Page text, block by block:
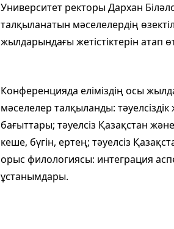
Университет ректоры Дархан
талқыланатын мәселелердің
жылдарындағы жетістіктерін атап
Конференцияда еліміздің осы
мәселелер талқыланды:
бағыттары; тәуелсіз Қазақстан
кеше, бүгін, ертең; тәуелсіз
орыс филологиясы: интеграция
ұстанымдары.